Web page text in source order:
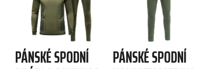
PÁNSKÉ SPODNÍ PÁNSKÉ SPODNÍ